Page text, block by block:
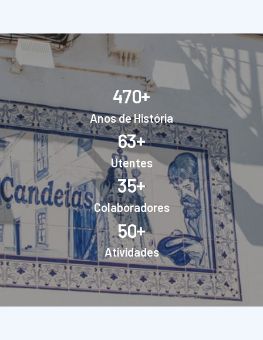
470+
Anos de História
63+
Utentes
35+
Colaboradores
50+
Atividades